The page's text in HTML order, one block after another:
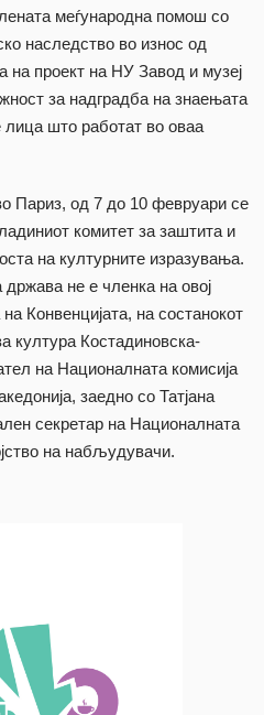
меѓународна помош со
наследство во износ од
на проект на НУ Завод и музеј
за надградба на знаењата
лица што работат во оваа
Париз, од 7 до 10 февруари се
комитет за заштита и
на културните изразувања.
не е членка на овој
Конвенцијата, на состанокот
култура Костадиновска-
на Националната комисија
заедно со Татјана
секретар на Националната
на набљудувачи.